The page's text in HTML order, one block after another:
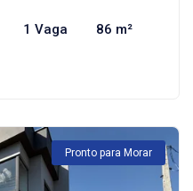
1 Vaga 86 m²
Pronto para Morar